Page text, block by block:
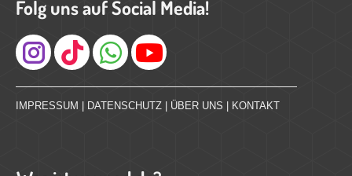
Folg uns auf Social Media!
Instagram
IMPRESSUM DATENSCHUTZ ÜBER UNS KONTAKT